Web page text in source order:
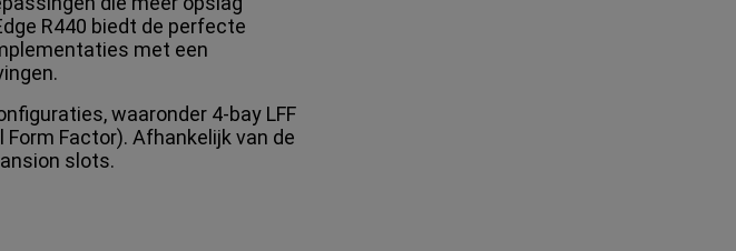
R440 biedt de perfecte
met een
waaronder 4-bay LFF
Form Factor). Afhankelijk van de
slots.